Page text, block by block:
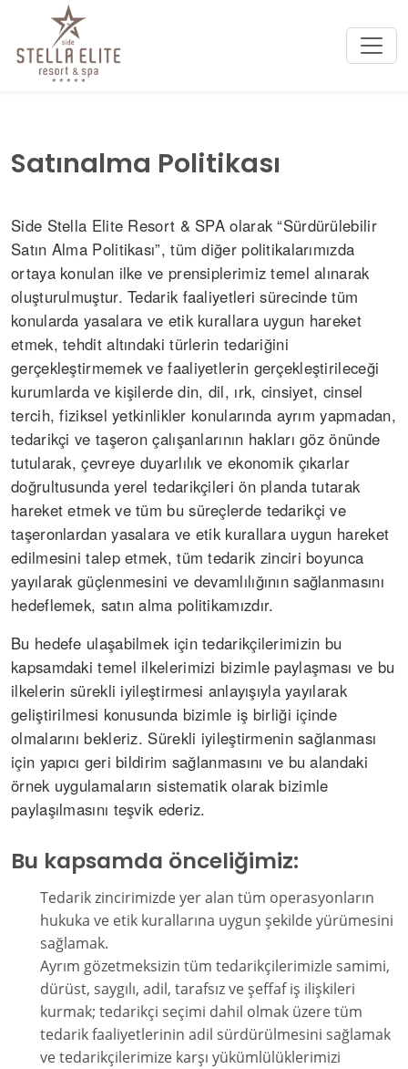
Satınalma Politikası
Side Stella Elite Resort & SPA olarak “Sürdürülebilir
Satın Alma Politikası”, tüm diğer politikalarımızda
ortaya konulan ilke ve prensiplerimiz temel alınarak
oluşturulmuştur. Tedarik faaliyetleri sürecinde tüm
konularda yasalara ve etik kurallara uygun hareket
etmek, tehdit altındaki türlerin tedariğini
gerçekleştirmemek ve faaliyetlerin gerçekleştirileceği
kurumlarda ve kişilerde din, dil, ırk, cinsiyet, cinsel
tercih, fiziksel yetkinlikler konularında ayrım yapmadan,
tedarikçi ve taşeron çalışanlarının hakları göz önünde
tutularak, çevreye duyarlılık ve ekonomik çıkarlar
doğrultusunda yerel tedarikçileri ön planda tutarak
hareket etmek ve tüm bu süreçlerde tedarikçi ve
taşeronlardan yasalara ve etik kurallara uygun hareket
edilmesini talep etmek, tüm tedarik zinciri boyunca
yayılarak güçlenmesini ve devamlılığının sağlanmasını
hedeflemek, satın alma politikamızdır.
Bu hedefe ulaşabilmek için tedarikçilerimizin bu
kapsamdaki temel ilkelerimizi bizimle paylaşması ve bu
ilkelerin sürekli iyileştirmesi anlayışıyla yayılarak
geliştirilmesi konusunda bizimle iş birliği içinde
olmalarını bekleriz. Sürekli iyileştirmenin sağlanması
için yapıcı geri bildirim sağlanmasını ve bu alandaki
örnek uygulamaların sistematik olarak bizimle
paylaşılmasını teşvik ederiz.
Bu kapsamda önceliğimiz:
Tedarik zincirimizde yer alan tüm operasyonların
hukuka ve etik kurallarına uygun şekilde yürümesini
sağlamak.
Ayrım gözetmeksizin tüm tedarikçilerimizle samimi,
dürüst, saygılı, adil, tarafsız ve şeffaf iş ilişkileri
kurmak; tedarikçi seçimi dahil olmak üzere tüm
tedarik faaliyetlerinin adil sürdürülmesini sağlamak
ve tedarikçilerimize karşı yükümlülüklerimizi